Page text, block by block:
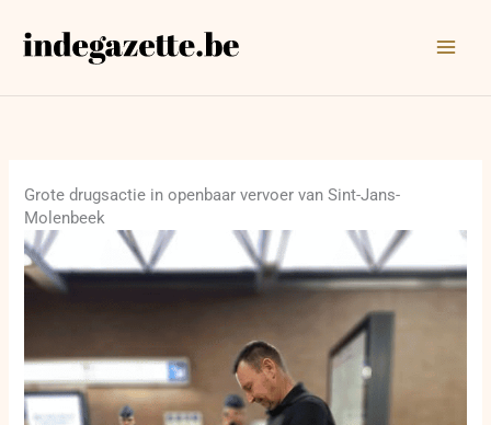
naar
Grote drugsactie in openbaar vervoer van Sint-Jans-
Molenbeek